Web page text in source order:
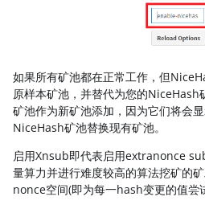
如果所有矿池都在正常工作，但
原样本矿池，并替代为您的
矿池作为新矿池添加，因为它们将会
NiceHash矿池替换现有矿池。
启用Xnsub即代表启用extranonce
量算力并进行难度较高的算法挖矿的
nonce空间(即为每一hash变更的值尝